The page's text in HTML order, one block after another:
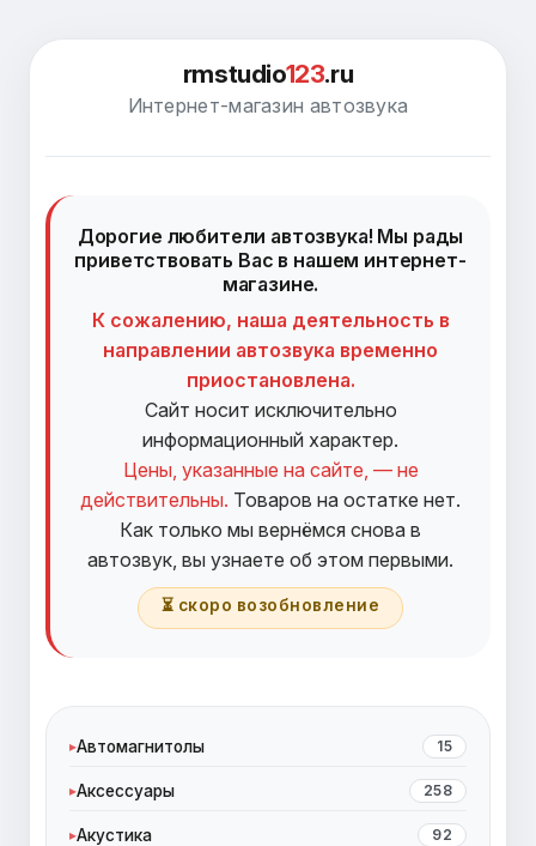
rmstudio123.ru
Интернет-магазин автозвука
Дорогие любители автозвука! Мы рады
приветствовать Вас в нашем интернет-
магазине.
К сожалению, наша деятельность в
направлении автозвука временно
приостановлена.
Сайт носит исключительно
информационный характер.
Цены, указанные на сайте, — не
действительны. Товаров на остатке нет.
Как только мы вернёмся снова в
автозвук, вы узнаете об этом первыми.
⏳ скоро возобновление
Автомагнитолы 15
Аксессуары 258
Акустика 92